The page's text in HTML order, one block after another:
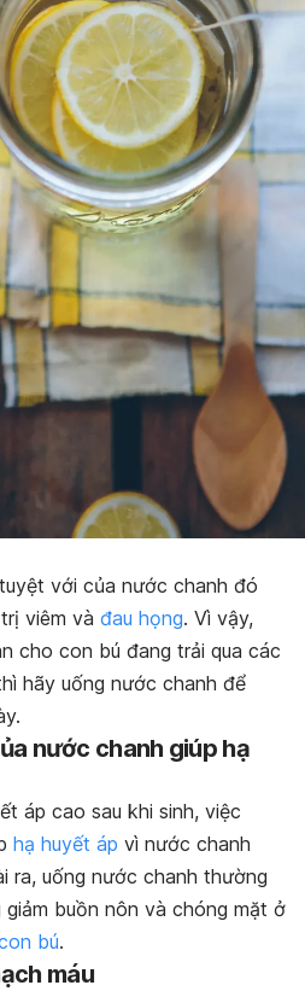
với của nước chanh đó
viêm và đau họng. Vì vậy,
cho con bú đang trải qua các
hãy uống nước chanh để
nước chanh giúp hạ
áp cao sau khi sinh, việc
hạ huyết áp vì nước chanh
ra, uống nước chanh thường
buồn nôn và chóng mặt ở
bú.
máu